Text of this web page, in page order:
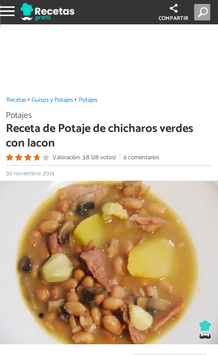
COMPARTIR
Recetas Guisos y Potajes Potajes
Potajes
Receta de Potaje de chicharos verdes
con lacon
Valoración: 3.8 (28 votos)
6 comentarios
30 noviembre 2014